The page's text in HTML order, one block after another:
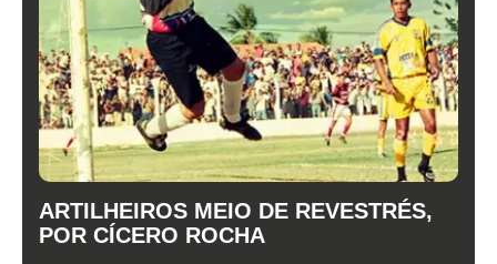
ARTILHEIROS MEIO DE REVESTRÉS,
POR CÍCERO ROCHA